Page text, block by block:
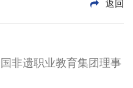
返回
非遗职业教育集团理事